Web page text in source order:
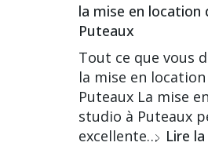
la mise en location
Puteaux
Tout ce que vous
la mise en
Puteaux La mise
studio à Puteaux
excellente… Lire